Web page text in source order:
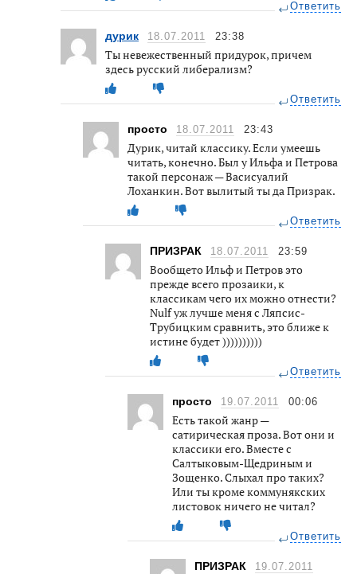
Ответить
дурик 18.07.2011 23:38
Ты невежественный придурок, причем
здесь русский либерализм?
Ответить
просто 18.07.2011 23:43
Дурик, читай классику. Если умеешь
читать, конечно. Был у Ильфа и Петрова
такой персонаж — Васисуалий
Лоханкин. Вот вылитый ты да Призрак.
Ответить
ПРИЗРАК 18.07.2011 23:59
Вообщето Ильф и Петров это
прежде всего прозаики, к
классикам чего их можно отнести?
Nulf уж лучше меня с Ляпсис-
Трубицким сравнить, это ближе к
истине будет ))))))))))
Ответить
просто 19.07.2011 00:06
Есть такой жанр —
сатирическая проза. Вот они и
классики его. Вместе с
Салтыковым-Щедриным и
Зощенко. Слыхал про таких?
Или ты кроме коммунякских
листовок ничего не читал?
Ответить
ПРИЗРАК
19.07.2011